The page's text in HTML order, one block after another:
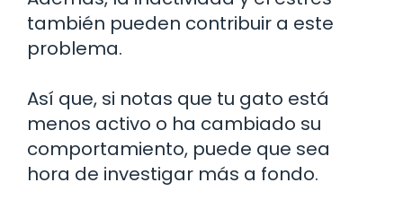
también pueden contribuir a este
problema.
Así que, si notas que tu gato está
menos activo o ha cambiado su
comportamiento, puede que sea
hora de investigar más a fondo.